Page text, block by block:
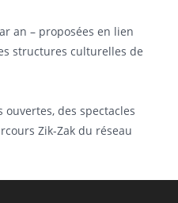
an – proposées en lien
structures culturelles de
ouvertes, des spectacles
Zik-Zak du réseau